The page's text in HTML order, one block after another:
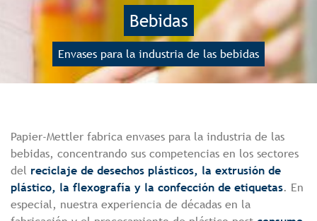
Bebidas
Envases para la industria de las bebidas
Papier-Mettler fabrica envases para la industria de las
bebidas, concentrando sus competencias en los sectores
del reciclaje de desechos plásticos, la extrusión de
plástico, la flexografía y la confección de etiquetas. En
especial, nuestra experiencia de décadas en la